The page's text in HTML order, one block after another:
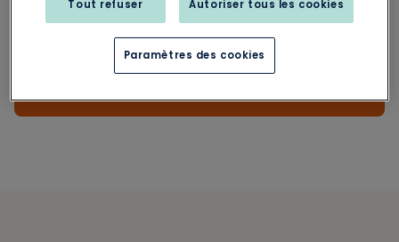
également facile à entretenir.
Inspiration pour la fenêtre Renaissance
moderne
Tout refuser Autoriser tous les cookies
Paramètres des cookies